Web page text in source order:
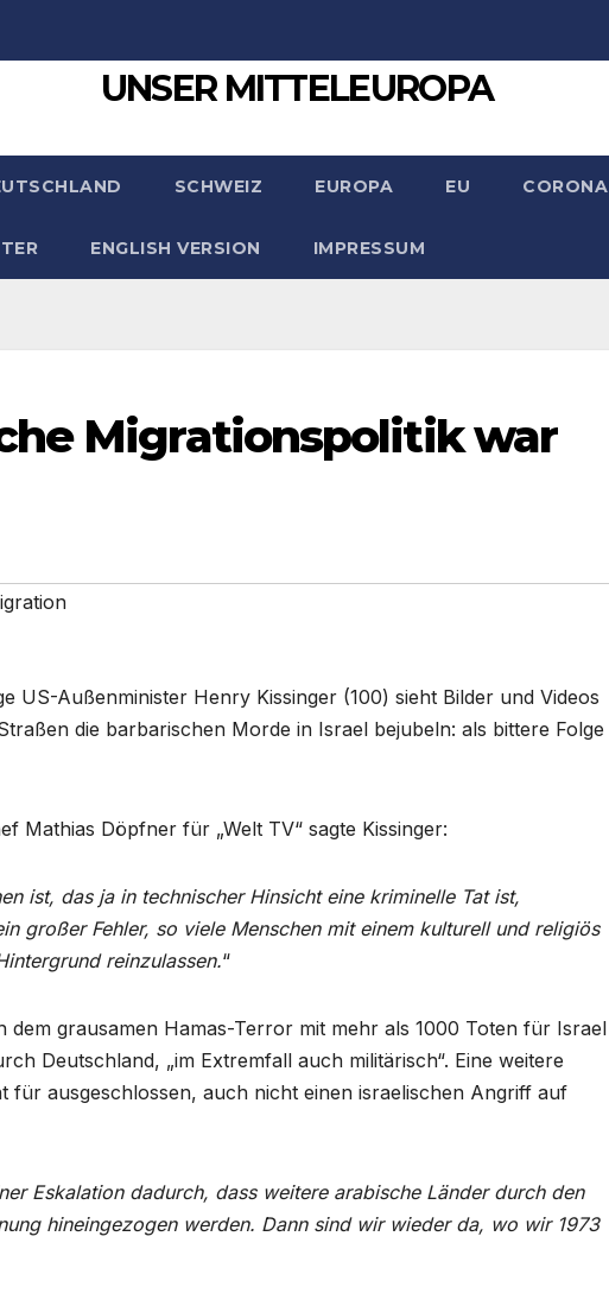
UNSER MITTELEUROPA
SCHWEIZ EUROPA EU CORONA
ENGLISH VERSION IMPRESSUM
Migrationspolitik war
US-Außenminister Henry Kissinger (100) sieht Bilder und Videos
die barbarischen Morde in Israel bejubeln: als bittere Folge
Mathias Döpfner für „Welt TV“ sagte Kissinger:
ist, das ja in technischer Hinsicht eine kriminelle Tat ist,
großer Fehler, so viele Menschen mit einem kulturell und religiös
reinzulassen.“
dem grausamen Hamas-Terror mit mehr als 1000 Toten für Israel
Deutschland, „im Extremfall auch militärisch“. Eine weitere
für ausgeschlossen, auch nicht einen israelischen Angriff auf
Eskalation dadurch, dass weitere arabische Länder durch den
hineingezogen werden. Dann sind wir wieder da, wo wir 1973